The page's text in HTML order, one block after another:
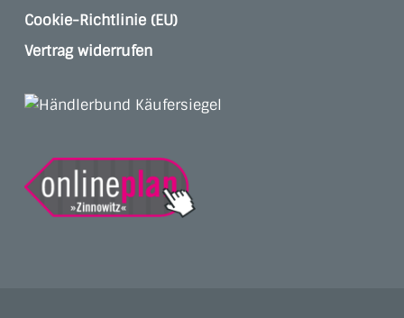
Cookie-Richtlinie (EU)
Vertrag widerrufen